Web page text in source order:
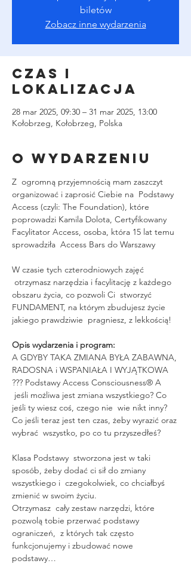
biletów
Zobacz inne wydarzenia
Czas i
lokalizacja
28 mar 2025, 09:30 – 31 mar 2025, 13:00
Kołobrzeg, Kołobrzeg, Polska
O wydarzeniu
Z  ogromną przyjemnością mam zaszczyt
organizować i zaprosić Ciebie na  Podstawy
Access (czyli: The Foundation), które
poprowadzi Kamila Dolota, Certyfikowany
Facylitator Access, osoba, która 15 lat temu
sprowadziła  Access Bars do Warszawy
W czasie tych czterodniowych zajęć
otrzymasz narzędzia i facylitację z każdego
obszaru życia, co pozwoli Ci  stworzyć
FUNDAMENT, na którym zbudujesz życie
jakiego prawdziwie  pragniesz, z lekkością!
Opis wydarzenia i program:
A GDYBY TAKA ZMIANA BYŁA ZABAWNA,
RADOSNA i WSPANIAŁA I WYJĄTKOWA
??? Podstawy Access Consciousness® A
jeśli możliwa jest zmiana wszystkiego? Co
jeśli ty wiesz coś, czego nie  wie nikt inny?
Co jeśli teraz jest ten czas, żeby wyrazić oraz
wybrać  wszystko, po co tu przyszedłeś?
Klasa Podstawy  stworzona jest w taki
sposób, żeby dodać ci sił do zmiany
wszystkiego i  czegokolwiek, co chciałbyś
zmienić w swoim życiu.
Otrzymasz  cały zestaw narzędzi, które
pozwolą tobie przerwać podstawy
ograniczeń,  z których tak często
funkcjonujemy i zbudować nowe
podstawy…